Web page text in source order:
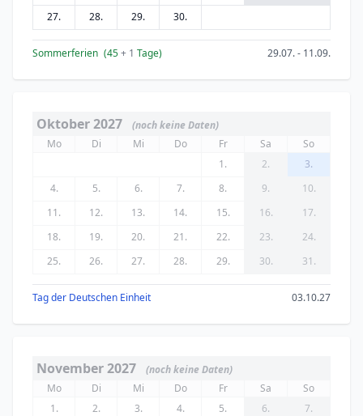
27.
28. 29. 30.
Sommerferien (45+ 1 Tage) 29.07. - 11.09.
Oktober 2027
(noch keine Daten)
Mo
Di Mi Do Fr Sa
So
1.
2.
3.
4.
5. 6. 7. 8. 9.
10.
11.
12. 13. 14. 15. 16.
17.
18.
19. 20. 21. 22. 23.
24.
25.
26. 27. 28. 29. 30. 31.
Tag der Deutschen Einheit 03.10.27
November 2027
(noch keine Daten)
Mo
Di Mi Do Fr Sa
So
1.
2. 3. 4. 5. 6.
7.